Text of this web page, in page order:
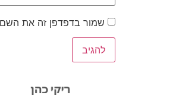
שמור בדפדפן זה את